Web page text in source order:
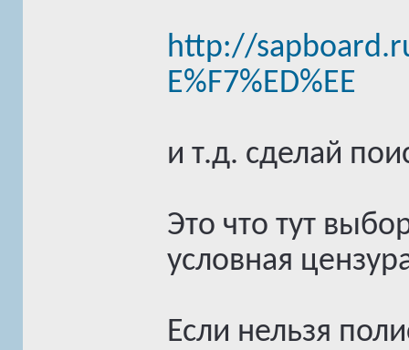
http://
E%F7%ED%EE
и т.д. сделай
Это что тут
условная
Если нельзя